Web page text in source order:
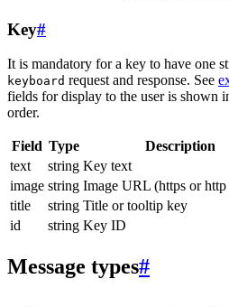
Key#
It is mandatory for a key to have one
keyboard request and response. See
fields for display to the user is shown
order.
Field Type Description
text
string Key text
image string Image URL (https or http
title
string Title or tooltip key
id
string Key ID
Message types#